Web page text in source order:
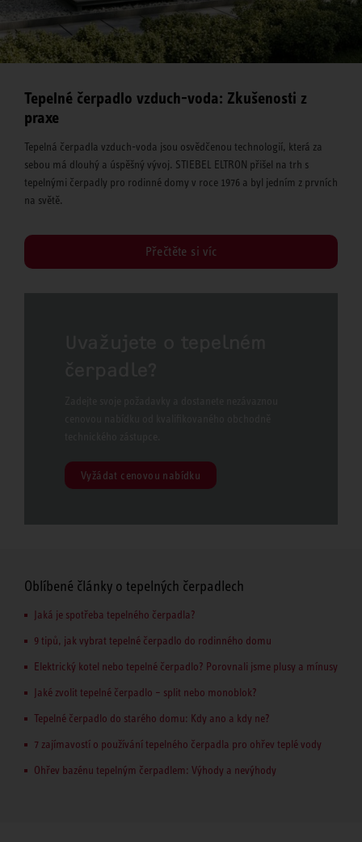
Tepelné čerpadlo vzduch-voda: Zkušenosti z
praxe
Tepelná čerpadla vzduch-voda jsou osvědčenou technologií, která za
sebou má dlouhý a úspěšný vývoj. STIEBEL ELTRON přišel na trh s
tepelnými čerpadly pro rodinné domy v roce 1976 a byl jedním z prvních
na světě.
Přečtěte si víc
Vyžádat cenovou nabídku
Oblíbené články o tepelných čerpadlech
Jaká je spotřeba tepelného čerpadla?
9 tipů, jak vybrat tepelné čerpadlo do rodinného domu
Elektrický kotel nebo tepelné čerpadlo? Porovnali jsme plusy a mínusy
Jaké zvolit tepelné čerpadlo – split nebo monoblok?
Tepelné čerpadlo do starého domu: Kdy ano a kdy ne?
7 zajímavostí o používání tepelného čerpadla pro ohřev teplé vody
Ohřev bazénu tepelným čerpadlem: Výhody a nevýhody